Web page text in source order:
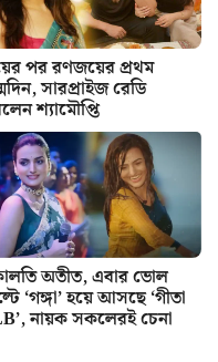
পর রণজয়ের প্রথম
সারপ্রাইজ রেডি
শ্যামৌপ্তি
অতীত, এবার ভোল
‘গঙ্গা’ হয়ে আসছে ‘গীতা
নায়ক সকলেরই চেনা